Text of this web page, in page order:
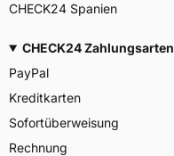
CHECK24 Spanien
CHECK24 Zahlungsarten
PayPal
Kreditkarten
Sofortüberweisung
Rechnung